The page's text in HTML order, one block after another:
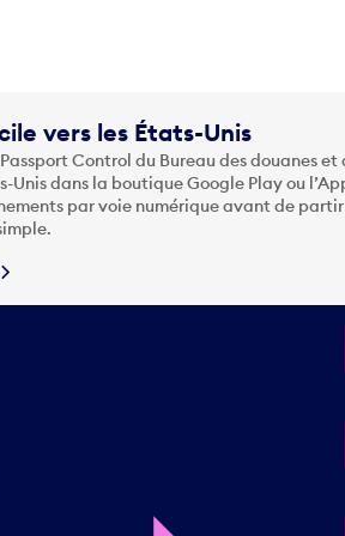
vers les États-Unis
Control du Bureau des douanes et
dans la boutique Google Play ou
par voie numérique avant de